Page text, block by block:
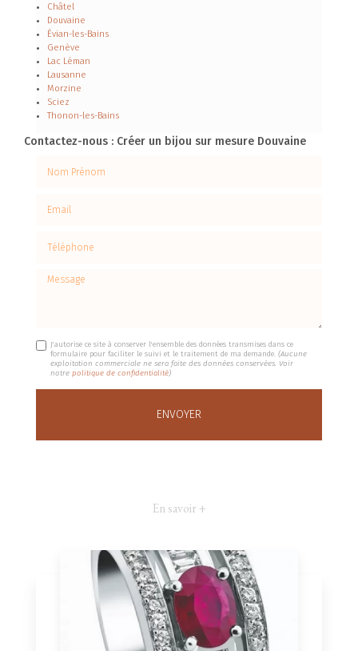
Châtel
Douvaine
Évian-les-Bains
Genève
Lac Léman
Lausanne
Morzine
Sciez
Thonon-les-Bains
Contactez-nous : Créer un bijou sur mesure Douvaine
Message
J'autorise ce site à conserver l'ensemble des données transmises dans ce
formulaire pour faciliter le suivi et le traitement de ma demande.(Aucune
exploitation commerciale ne sera faite des données conservées. Voir
notrepolitique de confidentialité)
En savoir +